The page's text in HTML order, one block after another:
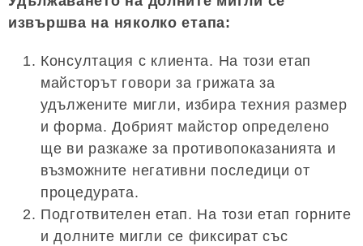
извършва на няколко етапа:
Консултация с клиента. На този етап
майсторът говори за грижата за
удължените мигли, избира техния размер
и форма. Добрият майстор определено
ще ви разкаже за противопоказанията и
възможните негативни последици от
процедурата.
Подготвителен етап. На този етап горните
и долните мигли се фиксират със